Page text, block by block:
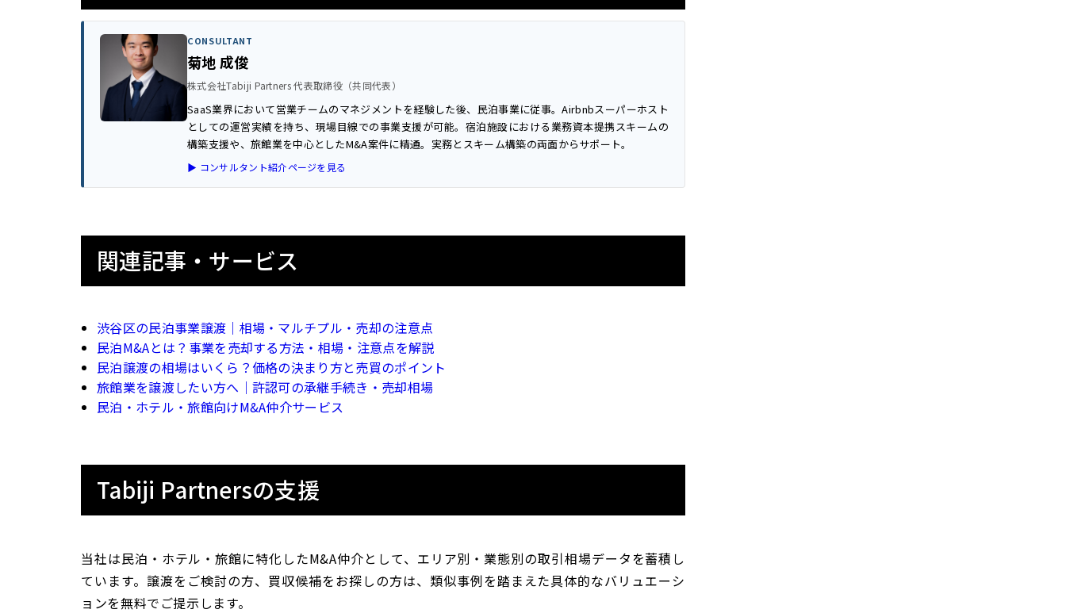
CONSULTANT
菊地 成俊
株式会社Tabiji Partners 代表取締役（共同代表）
SaaS業界において営業チームのマネジメントを経験した後、民泊事業に従事。Airbnbスーパーホスト
としての運営実績を持ち、現場目線での事業支援が可能。宿泊施設における業務資本提携スキームの
構築支援や、旅館業を中心としたM&A案件に精通。実務とスキーム構築の両面からサポート。
▶ コンサルタント紹介ページを見る
関連記事・サービス
渋谷区の民泊事業譲渡｜相場・マルチプル・売却の注意点
民泊M&Aとは？事業を売却する方法・相場・注意点を解説
民泊譲渡の相場はいくら？価格の決まり方と売買のポイント
旅館業を譲渡したい方へ｜許認可の承継手続き・売却相場
民泊・ホテル・旅館向けM&A仲介サービス
Tabiji Partnersの支援
当社は民泊・ホテル・旅館に特化したM&A仲介として、エリア別・業態別の取引相場データを蓄積し
ています。譲渡をご検討の方、買収候補をお探しの方は、類似事例を踏まえた具体的なバリュエーシ
ョンを無料でご提示します。